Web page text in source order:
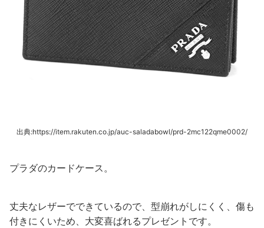
出典:https://item.rakuten.co.jp/auc-saladabowl/prd-2mc122qme0002/
プラダのカードケース。
丈夫なレザーでできているので、型崩れがしにくく、傷も
付きにくいため、大変喜ばれるプレゼントです。